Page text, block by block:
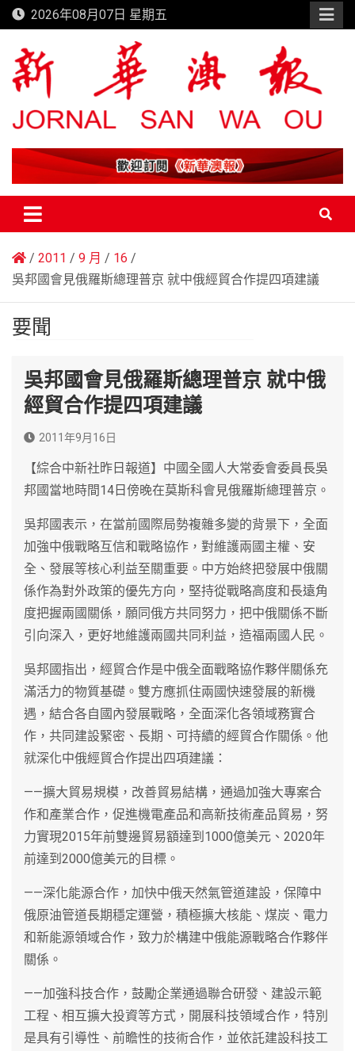
Skip
to
content
2026年08月07日 星期五
新華澳報
2011 9 月
16
吳邦國會見俄羅斯總理普京 就中俄經貿合作提四項建議
要聞
吳邦國會見俄羅斯總理普京 就中俄
經貿合作提四項建議
2011年9月16日
【綜合中新社昨日報道】中國全國人大常委會委員長吳
邦國當地時間14日傍晚在莫斯科會見俄羅斯總理普京。
吳邦國表示，在當前國際局勢複雜多變的背景下，全面
加強中俄戰略互信和戰略協作，對維護兩國主權、安
全、發展等核心利益至關重要。中方始終把發展中俄關
係作為對外政策的優先方向，堅持從戰略高度和長遠角
度把握兩國關係，願同俄方共同努力，把中俄關係不斷
引向深入，更好地維護兩國共同利益，造福兩國人民。
吳邦國指出，經貿合作是中俄全面戰略協作夥伴關係充
滿活力的物質基礎。雙方應抓住兩國快速發展的新機
遇，結合各自國內發展戰略，全面深化各領域務實合
作，共同建設緊密、長期、可持續的經貿合作關係。他
就深化中俄經貿合作提出四項建議：
——擴大貿易規模，改善貿易結構，通過加強大專案合
作和產業合作，促進機電產品和高新技術產品貿易，努
力實現2015年前雙邊貿易額達到1000億美元、2020年
前達到2000億美元的目標。
——深化能源合作，加快中俄天然氣管道建設，保障中
俄原油管道長期穩定運營，積極擴大核能、煤炭、電力
和新能源領域合作，致力於構建中俄能源戰略合作夥伴
關係。
——加強科技合作，鼓勵企業通過聯合研發、建設示範
工程、相互擴大投資等方式，開展科技領域合作，特別
是具有引導性、前瞻性的技術合作，並依託建設科技工